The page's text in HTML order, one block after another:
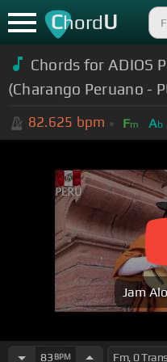
ChordU
Chords for ADIOS
(Charango Peruano -
82.625 bpm Fm Ab
Jam
83 BPM